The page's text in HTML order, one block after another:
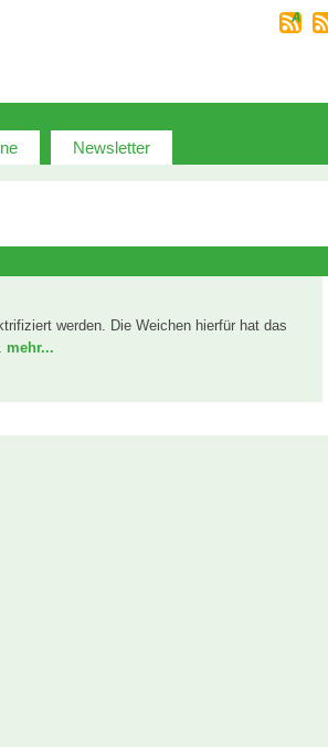
Newsletter
werden. Die Weichen hierfür hat das
mehr...